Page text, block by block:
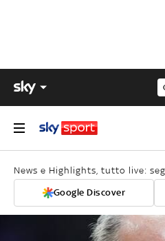
News e Highlights, tutto live:
Google Discover